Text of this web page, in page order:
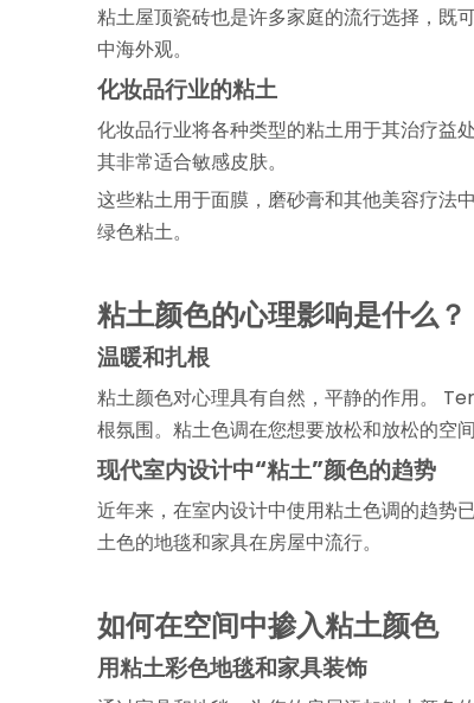
粘土屋顶瓷砖也是许多家庭的流行选择，既
中海外观。
化妆品行业的粘土
化妆品行业将各种类型的粘土用于其治疗益
其非常适合敏感皮肤。
这些粘土用于面膜，磨砂膏和其他美容疗法
绿色粘土。
粘土颜色的心理影响是什么？
温暖和扎根
粘土颜色对心理具有自然，平静的作用。
根氛围。粘土色调在您想要放松和放松的空间
现代室内设计中“粘土”颜色的趋势
近年来，在室内设计中使用粘土色调的趋势
土色的地毯和家具在房屋中流行。
如何在空间中掺入粘土颜色
用粘土彩色地毯和家具装饰